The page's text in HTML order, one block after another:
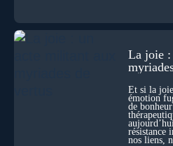
La joie :
Et si la
émotion
de
résistance
nos liens,